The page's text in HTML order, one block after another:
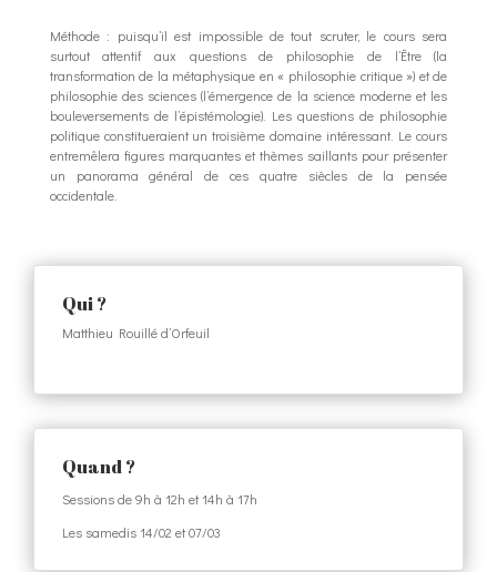
Méthode : puisqu’il est impossible de tout scruter, le cours sera
surtout attentif aux questions de philosophie de l’Être (la
transformation de la métaphysique en « philosophie critique ») et de
philosophie des sciences (l’émergence de la science moderne et les
bouleversements de l’épistémologie). Les questions de philosophie
politique constitueraient un troisième domaine intéressant. Le cours
entremêlera figures marquantes et thèmes saillants pour présenter
un panorama général de ces quatre siècles de la pensée
occidentale.
Qui ?
Matthieu Rouillé d’Orfeuil
Quand ?
Sessions de9h à 12h et 14h à 17h
Les samedis 14/02 et 07/03